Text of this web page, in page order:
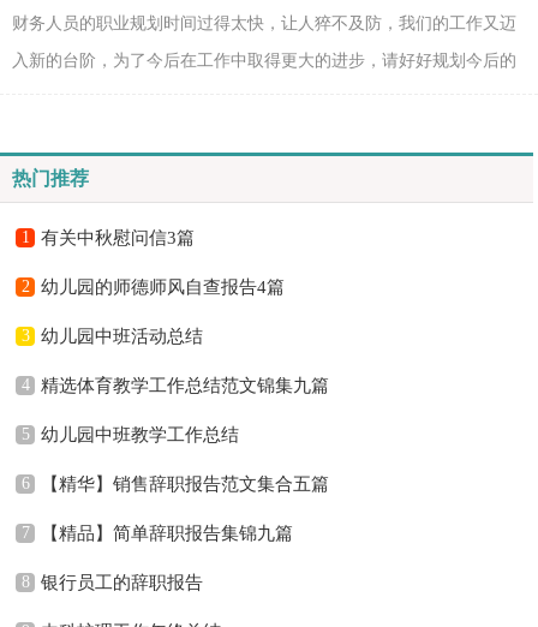
财务人员的职业规划时间过得太快，让人猝不及防，我们的工作又迈
入新的台阶，为了今后在工作中取得更大的进步，请好好规划今后的
热门推荐
1 有关中秋慰问信3篇
2 幼儿园的师德师风自查报告4篇
3 幼儿园中班活动总结
4 精选体育教学工作总结范文锦集九篇
5 幼儿园中班教学工作总结
6 【精华】销售辞职报告范文集合五篇
7 【精品】简单辞职报告集锦九篇
8 银行员工的辞职报告